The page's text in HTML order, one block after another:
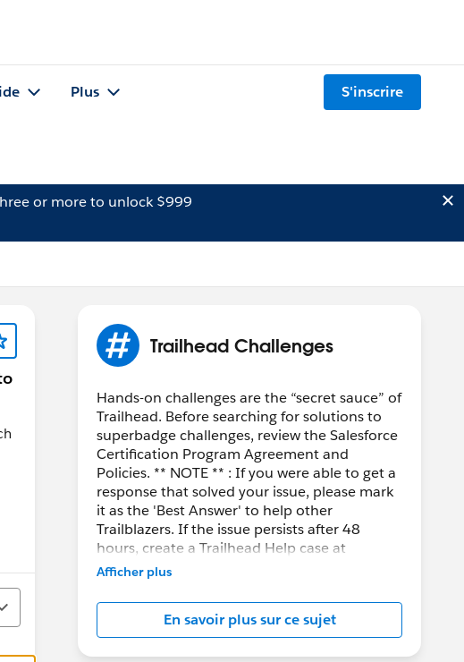
Plus S'inscrire
or more to unlock $999
Trailhead Challenges
Hands-on challenges are the “secret sauce” of
Trailhead. Before searching for solutions to
superbadge challenges, review the Salesforce
Certification Program Agreement and
Policies. ** NOTE ** : If you were able to get a
response that solved your issue, please mark
it as the 'Best Answer' to help other
Trailblazers. If the issue persists after 48
hours, create a Trailhead Help case at
https://help.salesforce.com/s/support
Afficher plus
En savoir plus sur ce sujet